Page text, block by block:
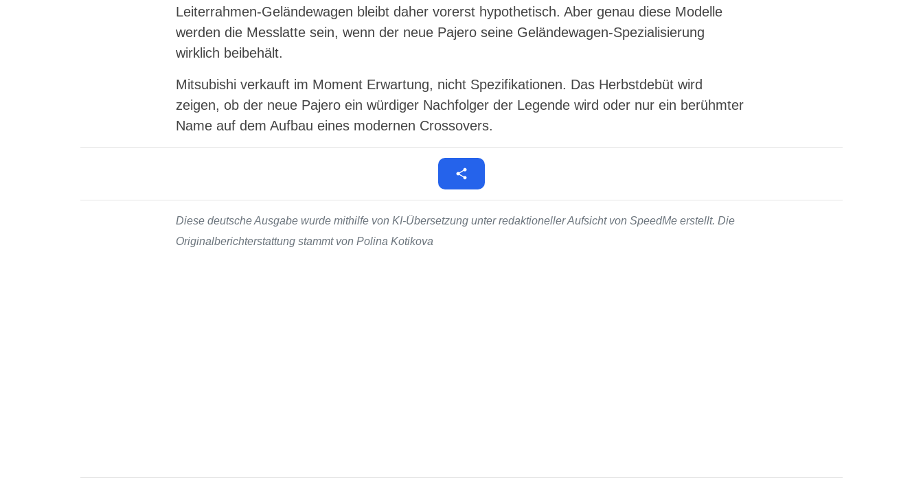
Leiterrahmen-Geländewagen bleibt daher vorerst hypothetisch. Aber genau diese Modelle
werden die Messlatte sein, wenn der neue Pajero seine Geländewagen-Spezialisierung
wirklich beibehält.
Mitsubishi verkauft im Moment Erwartung, nicht Spezifikationen. Das Herbstdebüt wird
zeigen, ob der neue Pajero ein würdiger Nachfolger der Legende wird oder nur ein berühmter
Name auf dem Aufbau eines modernen Crossovers.
Diese deutsche Ausgabe wurde mithilfe von KI-Übersetzung unter redaktioneller Aufsicht von SpeedMe erstellt. Die
Originalberichterstattung stammt von Polina Kotikova